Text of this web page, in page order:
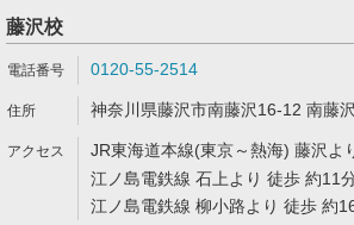
藤沢校
0120-55-2514
神奈川県藤沢市南藤沢16-12 南藤
JR東海道本線(東京～熱海) 藤沢よ
江ノ島電鉄線 石上より 徒歩 約11
江ノ島電鉄線 柳小路より 徒歩 約